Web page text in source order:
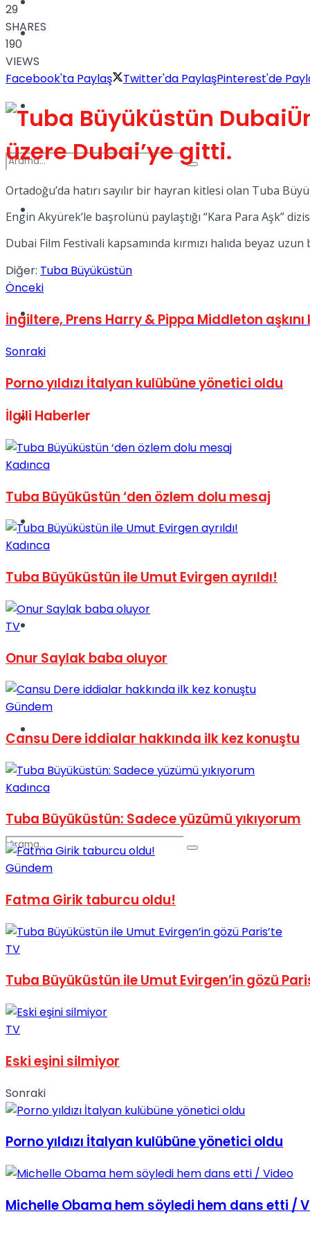
Dünya
Türkiye
Müzik
Sinema
Tatil
No Result
View All Result
Podcast
No Result
View All Result
29
SHARES
190
VIEWS
Facebook'ta Paylaş
Twitter'da PaylaşPinterest'de
üzere Dubai’ye gitti.
Ortadoğu’da hatırı sayılır bir hayran kitlesi olan Tuba
Engin Akyürek’le başrolünü paylaştığı “Kara Para Aşk”
Dubai Film Festivali kapsamında kırmızı halıda beyaz
Diğer: Tuba Büyüküstün
Önceki
İngiltere, Prens Harry & Pippa Middleton
Sonraki
Porno yıldızı İtalyan kulübüne yönetici oldu
İlgili Haberler
Kadınca
Tuba Büyüküstün ‘den özlem dolu mesaj
Kadınca
Tuba Büyüküstün ile Umut Evirgen ayrıldı!
TV
Onur Saylak baba oluyor
Gündem
Cansu Dere iddialar hakkında ilk kez konuştu
Kadınca
Tuba Büyüküstün: Sadece yüzümü yıkıyorum
Gündem
Fatma Girik taburcu oldu!
TV
Tuba Büyüküstün ile Umut Evirgen’in gözü
TV
Eski eşini silmiyor
Sonraki
Porno yıldızı İtalyan kulübüne yönetici oldu
Michelle Obama hem söyledi hem dans etti /